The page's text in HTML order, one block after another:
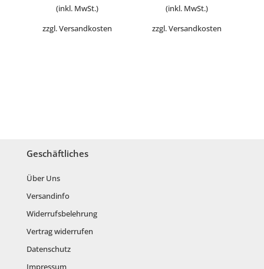
(inkl. MwSt.)
zzgl.Versandkosten
(inkl. MwSt.)
zzgl.Versandkosten
Geschäftliches
Über Uns
Versandinfo
Widerrufsbelehrung
Vertrag widerrufen
Datenschutz
Impressum